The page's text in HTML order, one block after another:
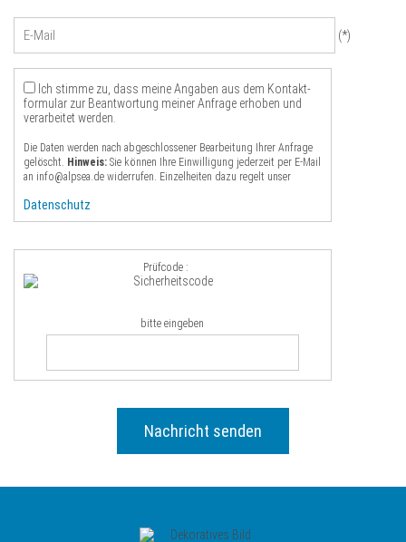
E-
Mail
(*)
Ich stimme zu, dass meine Angaben aus dem Kontakt­
formular zur Beantwortung meiner Anfrage erhoben und
verarbeitet werden.
Die Daten werden nach abgeschlossener Bearbeitung Ihrer Anfrage
gelöscht. Hinweis: Sie können Ihre Einwilligung jederzeit per E-Mail
an info@alpsea.de widerrufen. Einzelheiten dazu regelt unser
Datenschutz
Prüfcode :
bitte eingeben
Sicherheitscode